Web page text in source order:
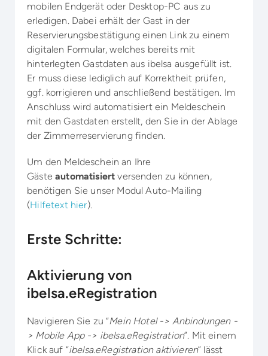
mobilen Endgerät oder Desktop-PC aus zu
erledigen. Dabei erhält der Gast in der
Reservierungsbestätigung einen Link zu einem
digitalen Formular, welches bereits mit
hinterlegten Gastdaten aus ibelsa ausgefüllt ist.
Er muss diese lediglich auf Korrektheit prüfen,
ggf. korrigieren und anschließend bestätigen. Im
Anschluss wird automatisiert ein Meldeschein
mit den Gastdaten erstellt, den Sie in der Ablage
der Zimmerreservierung finden.
Um den Meldeschein an Ihre
Gästeautomatisiert versenden zu können,
benötigen Sie unser Modul Auto-Mailing
(Hilfetext hier).
Erste Schritte:
Aktivierung von
ibelsa.eRegistration
Navigieren Sie zu “Mein Hotel -> Anbindungen -
> Mobile App -> ibelsa.eRegistration”. Mit einem
Klick auf “ibelsa.eRegistration aktivieren” lässt